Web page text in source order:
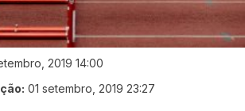
2019 14:00
01 setembro, 2019 23:27